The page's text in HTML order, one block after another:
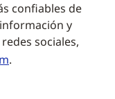
confiables de
y
sociales,
.